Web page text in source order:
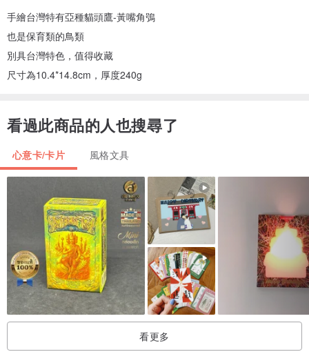
手繪台灣特有亞種貓頭鷹-黃嘴角鴞
也是保育類的鳥類
別具台灣特色，值得收藏
尺寸為10.4*14.8cm，厚度240g
看過此商品的人也搜尋了
心意卡/卡片 風格文具
看更多